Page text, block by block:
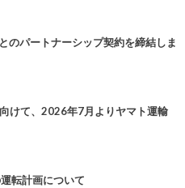
のパートナーシップ契約を締結しま
けて、2026年7月よりヤマト運輸
転計画について